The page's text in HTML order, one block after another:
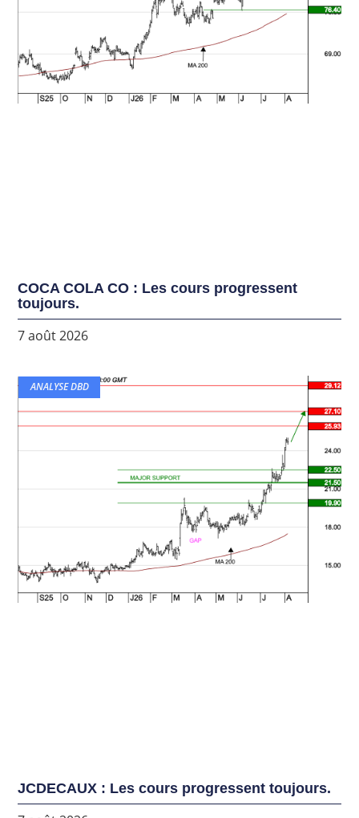
COCA COLA CO : Les cours progressent
toujours.
7 août 2026
ANALYSE DBD
JCDECAUX : Les cours progressent toujours.